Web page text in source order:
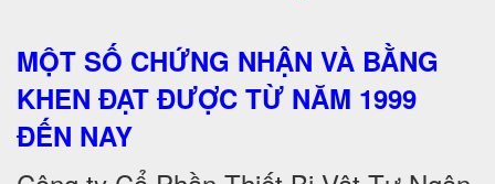
MỘT SỐ CHỨNG NHẬN VÀ BẰNG
KHEN ĐẠT ĐƯỢC TỪ NĂM 1999
ĐẾN NAY